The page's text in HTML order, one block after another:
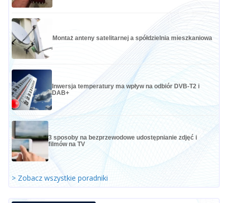
Montaż anteny satelitarnej a spółdzielnia mieszkaniowa
Inwersja temperatury ma wpływ na odbiór DVB-T2 i
DAB+
3 sposoby na bezprzewodowe udostępnianie zdjęć i
filmów na TV
> Zobacz wszystkie poradniki